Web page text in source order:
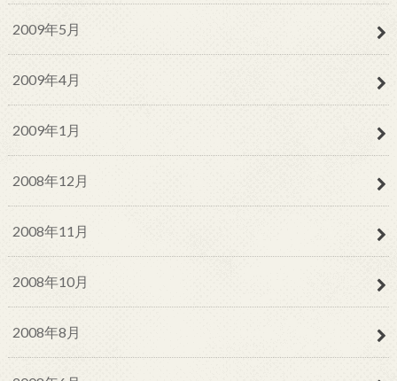
2009年5月
2009年4月
2009年1月
2008年12月
2008年11月
2008年10月
2008年8月